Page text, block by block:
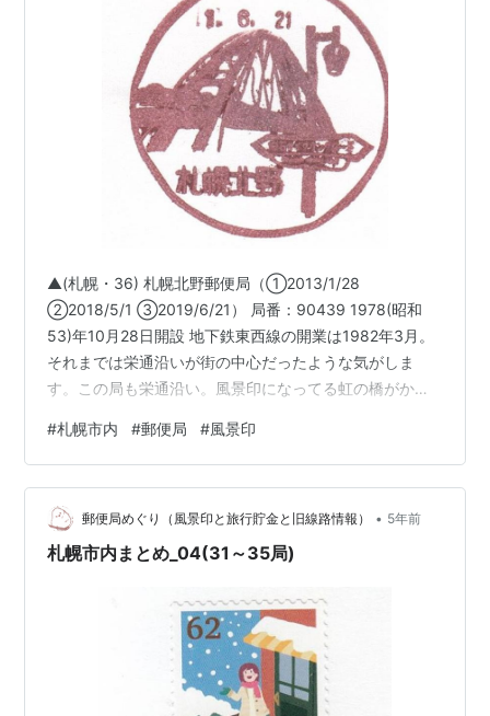
▲(札幌・36) 札幌北野郵便局（①2013/1/28
②2018/5/1 ③2019/6/21） 局番：90439 1978(昭和
53)年10月28日開設 地下鉄東西線の開業は1982年3月。
それまでは栄通沿いが街の中心だったような気がしま
す。この局も栄通沿い。風景印になってる虹の橋がかか
区より分区してできた区。 風景印：サイクリングロー
ド、虹の橋 ▲(札幌・37) 札幌平岡郵便局（①2013/1/28
②2019/6/21） 局番：90487 1987(昭和62)年12月14日
開設 地下鉄大谷地からバスが出てます。郊外の一戸建て
住宅地。…
#札幌市内 #郵便局 #風景印
郵便局めぐり（風景印と旅行貯金と旧線路情報） • 5年前
札幌市内まとめ_04(31～35局)